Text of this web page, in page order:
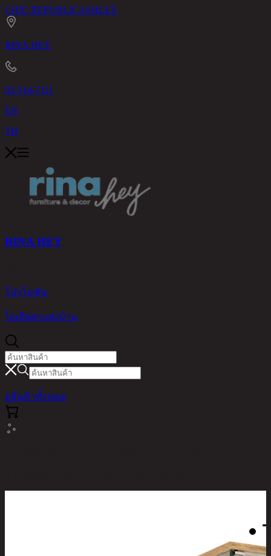
CHIC REPUBLICASHLEY
RINA HEY
02-514-7111
EN
TH
RINA HEY
โปรโมชัน
ไอเดียตกแต่งบ้าน
ดูสินค้าทั้งหมด